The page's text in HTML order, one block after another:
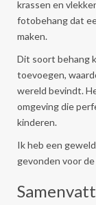
krassen en
fotobehang dat
maken.
Dit soort behang
toevoegen,
wereld bevindt.
omgeving die
kinderen.
Ik heb een
gevonden voor